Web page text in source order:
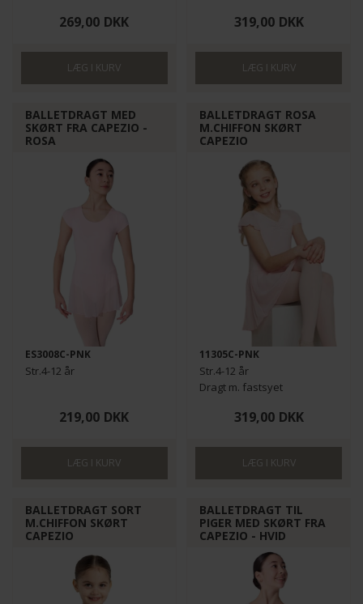
269,00 DKK 319,00 DKK
BALLETDRAGT MED
SKØRT FRA CAPEZIO -
ROSA
ES3008C-PNK
Str.4-12 år
219,00 DKK
BALLETDRAGT ROSA
M.CHIFFON SKØRT
CAPEZIO
11305C-PNK
Str.4-12 år
Dragt m. fastsyet
319,00 DKK
BALLETDRAGT SORT
M.CHIFFON SKØRT
CAPEZIO
BALLETDRAGT TIL
PIGER MED SKØRT FRA
CAPEZIO - HVID